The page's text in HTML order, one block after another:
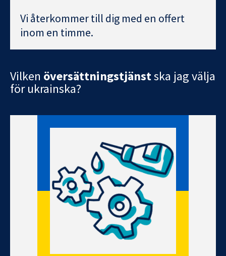
Vi återkommer till dig med en offert
inom en timme.
Vilken översättningstjänstska jag välja
för ukrainska?